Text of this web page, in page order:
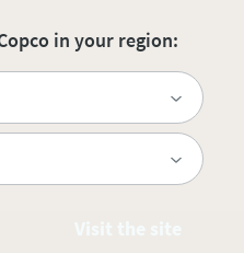
in your region: